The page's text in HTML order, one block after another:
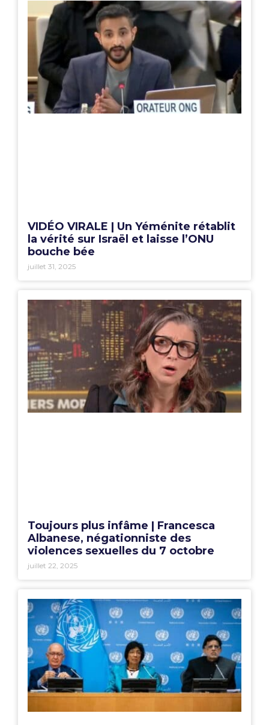
VIDÉO VIRALE | Un Yéménite rétablit
la vérité sur Israël et laisse l’ONU
bouche bée
juillet 31, 2025
Toujours plus infâme | Francesca
Albanese, négationniste des
violences sexuelles du 7 octobre
juillet 22, 2025